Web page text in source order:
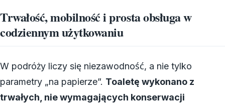
Trwałość, mobilność i prosta obsługa w
codziennym użytkowaniu
W podróży liczy się niezawodność, a nie tylko
parametry „na papierze”. Toaletę wykonano z
trwałych, nie wymagających konserwacji